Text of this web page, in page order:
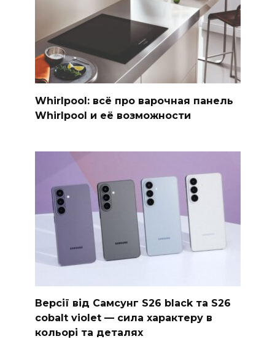
Whirlpool: всё про варочная панель
Whirlpool и её возможности
Версії від Самсунг S26 black та S26
cobalt violet — сила характеру в
кольорі та деталях